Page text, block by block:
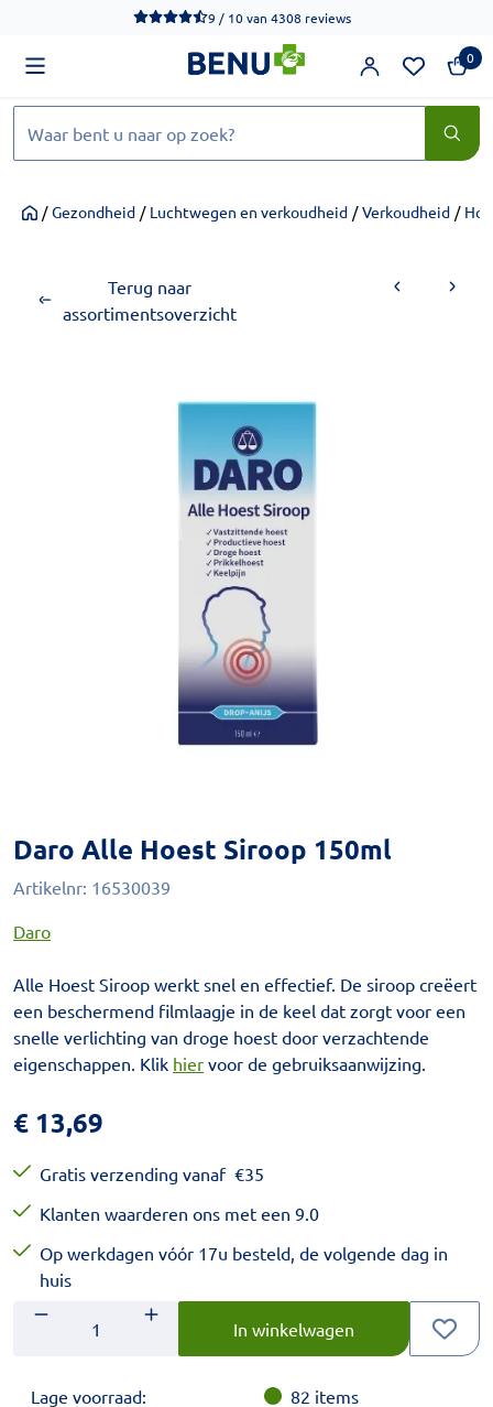
We werken momenteel hard aan het verbeteren van de
9 / 10van 4308 reviews
0
Home
/ Gezondheid / Luchtwegen en verkoudheid / Verkoudheid /
Terug naar
assortimentsoverzicht
Daro Alle Hoest Siroop 150ml
Artikelnr: 16530039
Daro
Alle Hoest Siroop werkt snel en effectief. De siroop creëert
een beschermend filmlaagje in de keel dat zorgt voor een
snelle verlichting van droge hoest door verzachtende
eigenschappen. Klik hier voor de gebruiksaanwijzing.
€ 13,69
Gratis verzending vanaf €35
Klanten waarderen ons met een 9.0
Op werkdagen vóór 17u besteld, de volgende dag in
huis
Aantal
Voer het gewenste aantal in.
In winkelwagen
Lage voorraad: 82 items